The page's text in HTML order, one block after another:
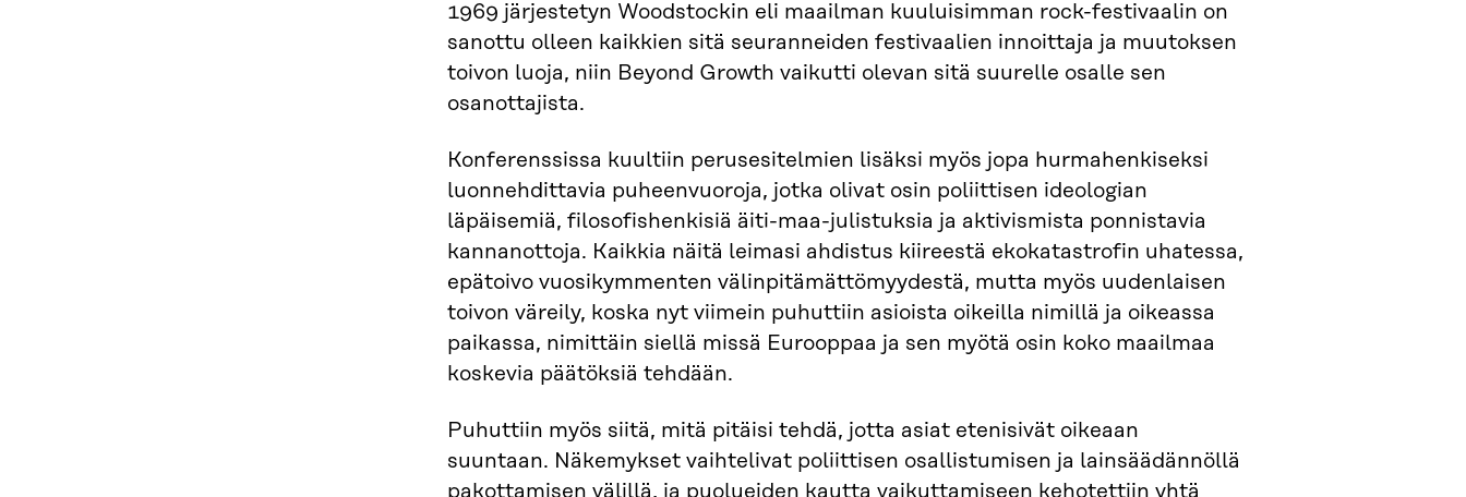
1969 järjestetyn Woodstockin eli maailman kuuluisimman rock-festivaalin on
sanottu olleen kaikkien sitä seuranneiden festivaalien innoittaja ja muutoksen
toivon luoja, niin Beyond Growth vaikutti olevan sitä suurelle osalle sen
osanottajista.
Konferenssissa kuultiin perusesitelmien lisäksi myös jopa hurmahenkiseksi
luonnehdittavia puheenvuoroja, jotka olivat osin poliittisen ideologian
läpäisemiä, filosofishenkisiä äiti-maa-julistuksia ja aktivismista ponnistavia
kannanottoja. Kaikkia näitä leimasi ahdistus kiireestä ekokatastrofin uhatessa,
epätoivo vuosikymmenten välinpitämättömyydestä, mutta myös uudenlaisen
toivon väreily, koska nyt viimein puhuttiin asioista oikeilla nimillä ja oikeassa
paikassa, nimittäin siellä missä Eurooppaa ja sen myötä osin koko maailmaa
koskevia päätöksiä tehdään.
Puhuttiin myös siitä, mitä pitäisi tehdä, jotta asiat etenisivät oikeaan
suuntaan. Näkemykset vaihtelivat poliittisen osallistumisen ja lainsäädännöllä